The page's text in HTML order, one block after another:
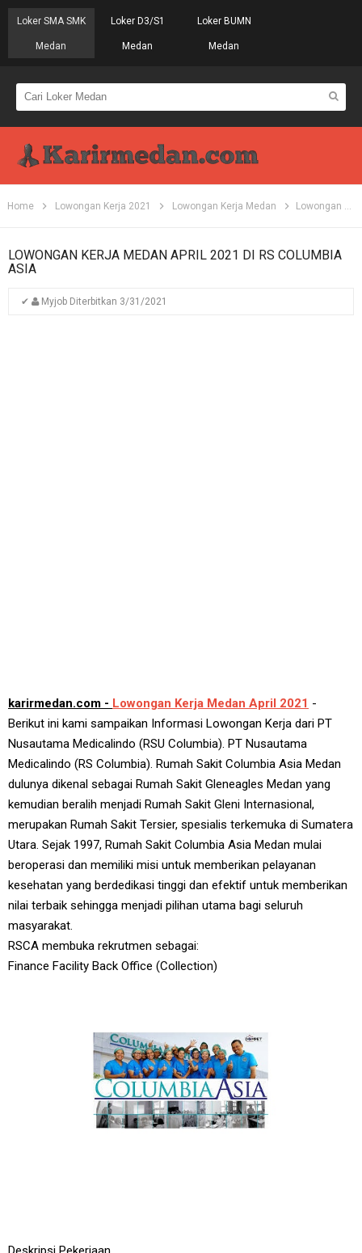
Loker SMA SMK
Medan
Loker D3/S1
Medan
Loker BUMN
Medan
Home Lowongan Kerja 2021 Lowongan Kerja Medan Lowongan Kerja Medan April 2021 di RS Columbia Asia
LOWONGAN KERJA MEDAN APRIL 2021 DI RS COLUMBIA
ASIA
✔ Myjob Diterbitkan 3/31/2021
karirmedan.com - Lowongan Kerja Medan April 2021 -
Berikut ini kami sampaikan Informasi Lowongan Kerja dari PT
Nusautama Medicalindo (RSU Columbia). PT Nusautama
Medicalindo (RS Columbia). Rumah Sakit Columbia Asia Medan
dulunya dikenal sebagai Rumah Sakit Gleneagles Medan yang
kemudian beralih menjadi Rumah Sakit Gleni Internasional,
merupakan Rumah Sakit Tersier, spesialis terkemuka di Sumatera
Utara. Sejak 1997, Rumah Sakit Columbia Asia Medan mulai
beroperasi dan memiliki misi untuk memberikan pelayanan
kesehatan yang berdedikasi tinggi dan efektif untuk memberikan
nilai terbaik sehingga menjadi pilihan utama bagi seluruh
masyarakat.
RSCA membuka rekrutmen sebagai:
Finance Facility Back Office (Collection)